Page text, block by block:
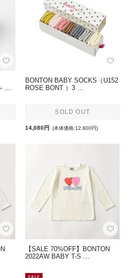
…
BONTON BABY SOCKS（U152
ROSE BONT ）3 …
SOLD OUT
14,080円 (本体価格:12,800円)
【SALE 70%OFF】BONTON
2022AW BABY T-S …